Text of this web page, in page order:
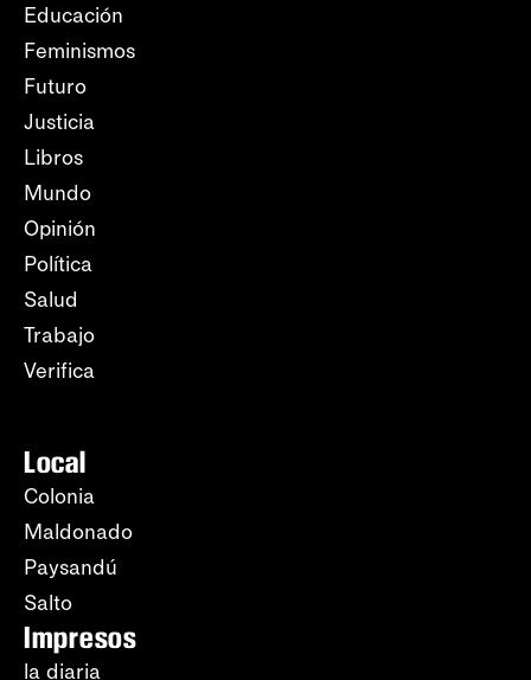
Educación
Feminismos
Futuro
Justicia
Libros
Mundo
Opinión
Política
Salud
Trabajo
Verifica
Local
Colonia
Maldonado
Paysandú
Salto
Impresos
la diaria